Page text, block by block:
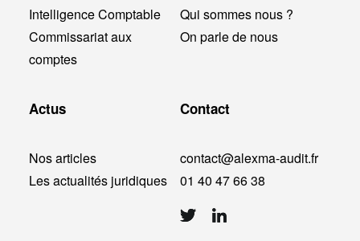
Intelligence Comptable
Commissariat aux
comptes
Qui sommes nous ?
On parle de nous
Actus
Nos articles
Les actualités juridiques
Contact
contact@alexma-audit.fr
01 40 47 66 38